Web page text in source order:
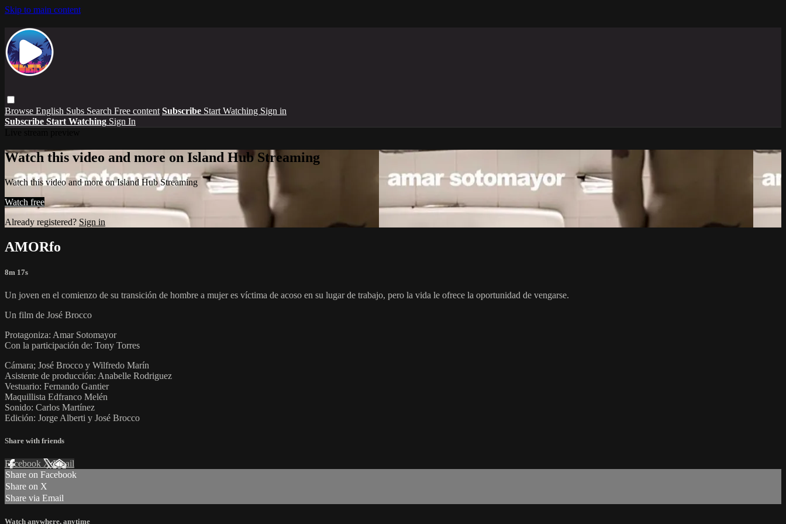
Skip to main content
Browse English Subs Search Free content Subscribe Start Watching Sign in
Subscribe Start Watching Sign In
Watch this video and more on Island Hub Streaming
Watch this video and more on Island Hub Streaming
Watch free
Already registered? Sign in
AMORfo
8m 17s
Un joven en el comienzo de su transición de hombre a mujer es víctima de acoso en su lugar de trabajo, pero la vida le ofrece la oportunidad de vengarse.
Un film de José Brocco
Protagoniza: Amar Sotomayor
Con la participación de: Tony Torres
Cámara; José Brocco y Wilfredo Marín
Asistente de producción: Anabelle Rodriguez
Vestuario: Fernando Gantier
Maquillista Edfranco Melén
Sonido: Carlos Martínez
Edición: Jorge Alberti y José Brocco
Share with friends
Facebook XEmail
Share on Facebook
Share on X
Share via Email
Watch anywhere, anytime